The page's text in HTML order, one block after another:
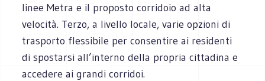
linee Metra e il proposto corridoio ad alta
velocità. Terzo, a livello locale, varie opzioni di
trasporto flessibile per consentire ai residenti
di spostarsi all’interno della propria cittadina e
accedere ai grandi corridoi.